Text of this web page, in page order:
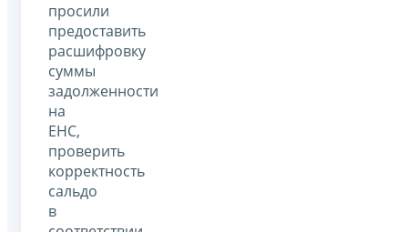
просили
предоставить
расшифровку
суммы
задолженности
на
ЕНС,
проверить
корректность
сальдо
в